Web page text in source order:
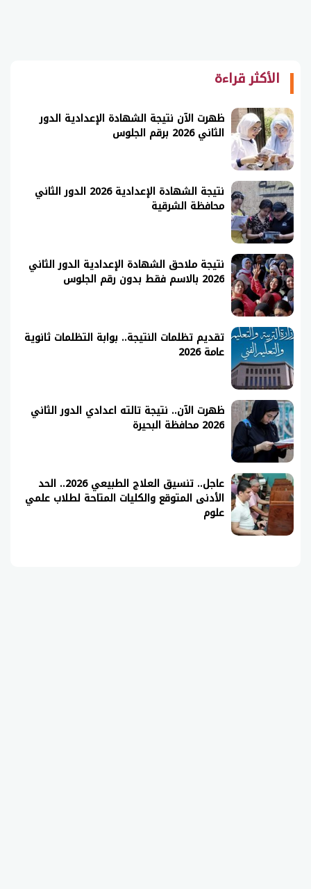
الأكثر قراءة
ظهرت الآن نتيجة الشهادة الإعدادية الدور
الثاني 2026 برقم الجلوس
نتيجة الشهادة الإعدادية 2026 الدور الثاني
محافظة الشرقية
نتيجة ملاحق الشهادة الإعدادية الدور الثاني
2026 بالاسم فقط بدون رقم الجلوس
تقديم تظلمات النتيجة.. بوابة التظلمات ثانوية
عامة 2026
ظهرت الآن.. نتيجة تالته اعدادي الدور الثاني
2026 محافظة البحيرة
عاجل.. تنسيق العلاج الطبيعي 2026.. الحد
الأدنى المتوقع والكليات المتاحة لطلاب علمي
علوم